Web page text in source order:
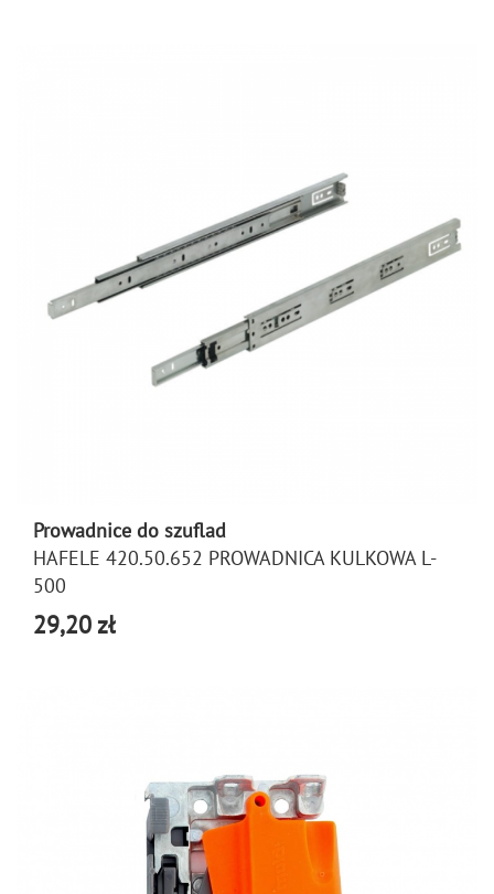
Prowadnice do szuflad
HAFELE 420.50.652 PROWADNICA KULKOWA L-
500
29,20 zł